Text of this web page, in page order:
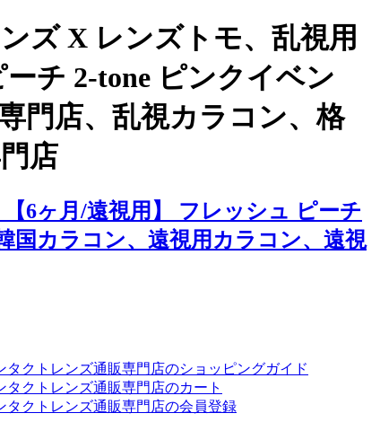
ズ X レンズトモ、乱視用
チ 2-tone ピンクイベン
門店、乱視カラコン、格
店
6ヶ月/遠視用】 フレッシュ ピーチ
国カラコン、遠視用カラコン、遠視
クトレンズ通販専門店のショッピングガイド
クトレンズ通販専門店のカート
クトレンズ通販専門店の会員登録